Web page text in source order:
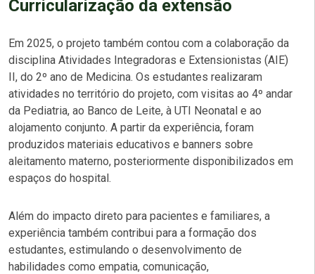
Curricularização da extensão
Em 2025, o projeto também contou com a colaboração da
disciplina Atividades Integradoras e Extensionistas (AIE)
II, do 2º ano de Medicina. Os estudantes realizaram
atividades no território do projeto, com visitas ao 4º andar
da Pediatria, ao Banco de Leite, à UTI Neonatal e ao
alojamento conjunto. A partir da experiência, foram
produzidos materiais educativos e banners sobre
aleitamento materno, posteriormente disponibilizados em
espaços do hospital.
Além do impacto direto para pacientes e familiares, a
experiência também contribui para a formação dos
estudantes, estimulando o desenvolvimento de
habilidades como empatia, comunicação,